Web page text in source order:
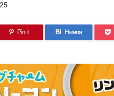
Pin it B! Hatena